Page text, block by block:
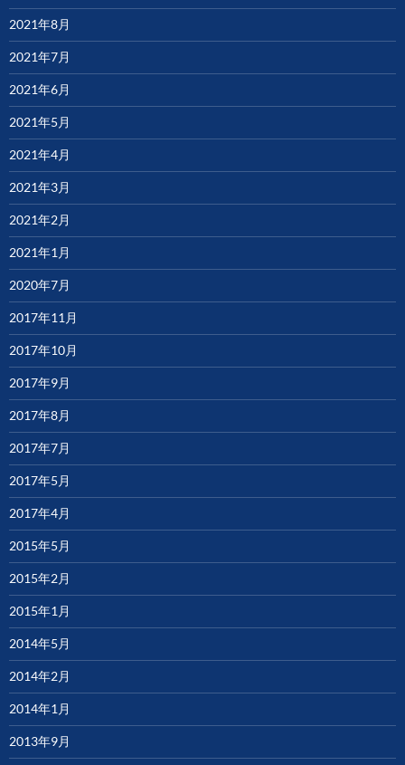
2021年8月
2021年7月
2021年6月
2021年5月
2021年4月
2021年3月
2021年2月
2021年1月
2020年7月
2017年11月
2017年10月
2017年9月
2017年8月
2017年7月
2017年5月
2017年4月
2015年5月
2015年2月
2015年1月
2014年5月
2014年2月
2014年1月
2013年9月